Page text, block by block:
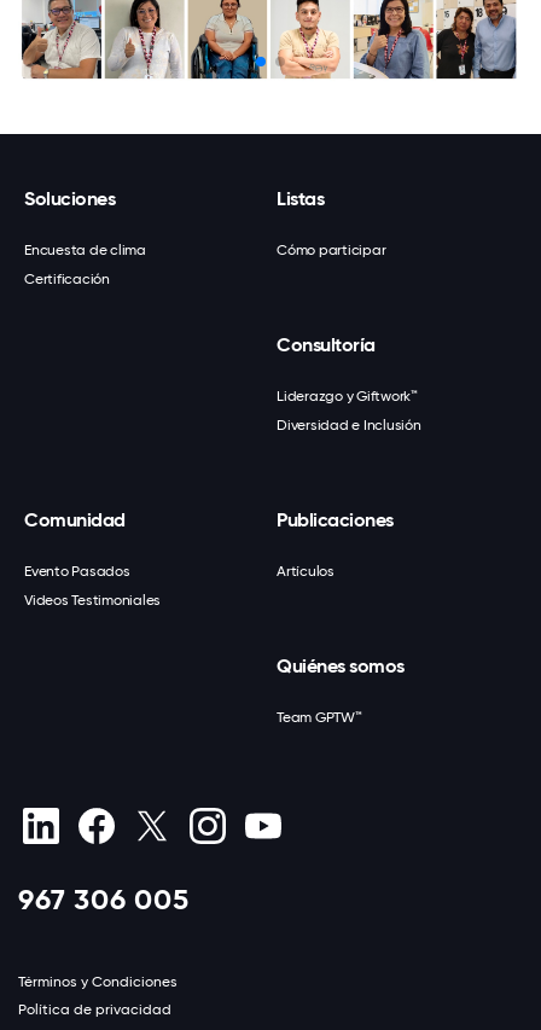
Soluciones
Encuesta de clima
Certificación
Listas
Cómo participar
Consultoría
Liderazgo y Giftwork™
Diversidad e Inclusión
Comunidad
Evento Pasados
Videos Testimoniales
Publicaciones
Artículos
Quiénes somos
Team GPTW™
967 306 005
Términos y Condiciones
Política de privacidad